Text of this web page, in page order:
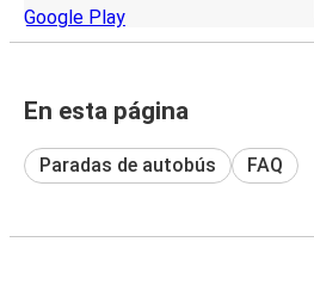
En esta página
Paradas de autobús FAQ